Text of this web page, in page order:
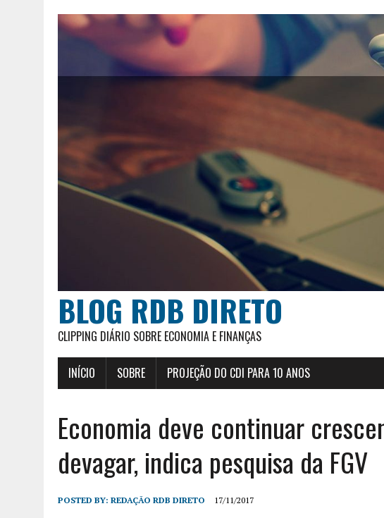
BLOG RDB DIRETO
CLIPPING DIÁRIO SOBRE ECONOMIA E FINANÇAS
INÍCIO SOBRE PROJEÇÃO DO CDI PARA 10 ANOS
Economia deve continuar
devagar, indica pesquisa da FGV
POSTED BY: REDAÇÃO RDB DIRETO 17/11/2017